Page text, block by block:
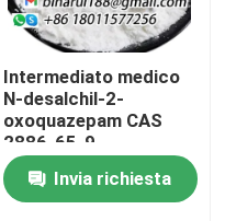
Intermediato medico
N-desalchil-2-
oxoquazepam CAS
2886-65-9
Un solido pulito in
forma solida
Invia richiesta